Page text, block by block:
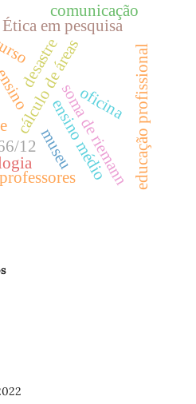
cálculo de áreassoma de riemann
12
Ética em pesquisa
comunicação
educação profissional
desastre
oficina
museu
ensino médio